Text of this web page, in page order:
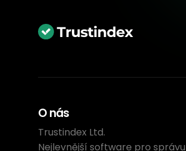
O nás
Trustindex Ltd.
Nejlevnější software pro správu